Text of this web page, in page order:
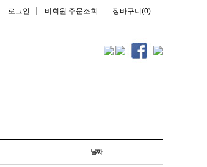
로그인 비회원 주문조회 장바구니(0)
날짜